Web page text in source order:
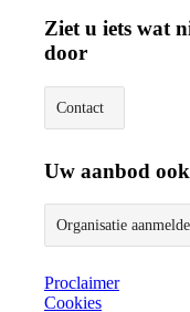
Ziet u iets wat
door
Contact
Uw aanbod
Organisatie
Proclaimer
Cookies